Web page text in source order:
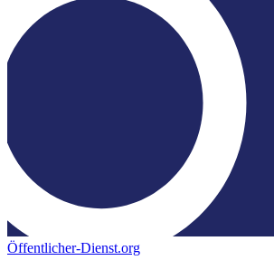
Öffentlicher-Dienst.org